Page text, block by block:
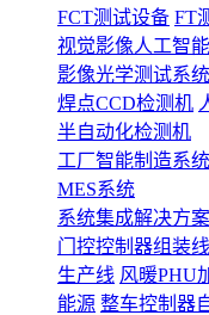
FCT测试设备 FT
视觉影像人工智
影像光学测试系统
焊点CCD检测机
半自动化检测机
工厂智能制造系统
MES系统
系统集成解决方案
门控控制器组装线
生产线 风暖PHU
能源 整车控制器